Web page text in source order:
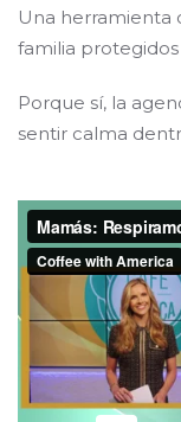
Una herramienta
familia
Porque sí, la
sentir calma